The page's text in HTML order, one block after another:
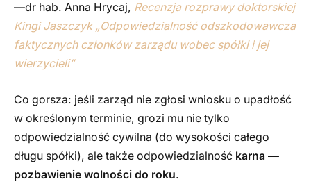
—dr hab. Anna Hrycaj, Recenzja rozprawy doktorskiej
Kingi Jaszczyk „Odpowiedzialność odszkodowawcza
faktycznych członków zarządu wobec spółki i jej
wierzycieli”
Co gorsza: jeśli zarząd nie zgłosi wniosku o upadłość
w określonym terminie, grozi mu nie tylko
odpowiedzialność cywilna (do wysokości całego
długu spółki), ale także odpowiedzialność karna —
pozbawienie wolności do roku.